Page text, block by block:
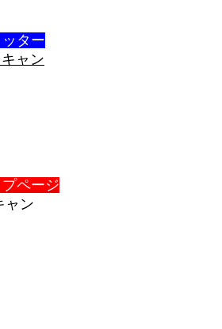
ター
ャン
プページ
ャン